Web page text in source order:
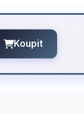
Koupit